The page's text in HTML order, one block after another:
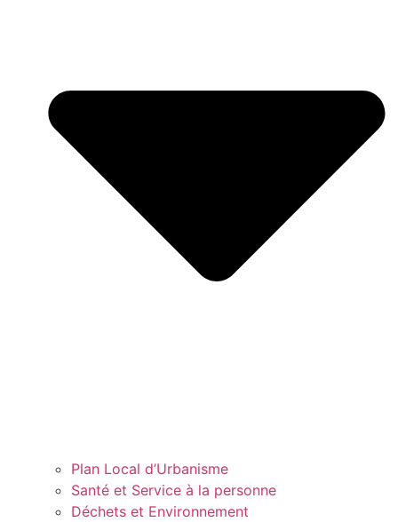
Plan Local d’Urbanisme
Santé et Service à la personne
Déchets et Environnement